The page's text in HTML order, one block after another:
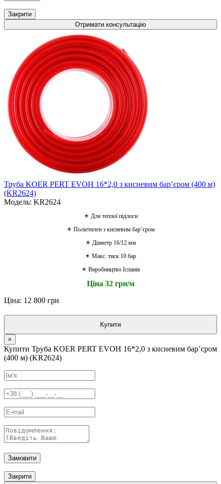
Закрити
Отримати консультацію
Труба KOER PERT EVOH 16*2,0 з кисневим барʼєром (400 м)
(KR2624)
Модель: KR2624
☀ Для теплої підлоги
☀ Поліетилен з кисневим барʼєром
☀ Діаметр 16/12 мм
☀ Макс. тиск 10 бар
☀ Виробництво Іспанія
Ціна 32 грн/м
Ціна: 12 800 грн
Купити
×
Купити Труба KOER PERT EVOH 16*2,0 з кисневим барʼєром
(400 м) (KR2624)
Замовити
Закрити